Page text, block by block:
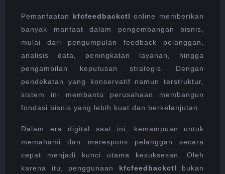
Pemanfaatan kfcfeedbackctl online memberikan
banyak manfaat dalam pengembangan bisnis,
mulai dari pengumpulan feedback pelanggan,
analisis data, peningkatan layanan, hingga
pengambilan keputusan strategis. Dengan
pendekatan yang konservatif namun terstruktur,
sistem ini membantu perusahaan membangun
fondasi bisnis yang lebih kuat dan berkelanjutan.
Dalam era digital saat ini, kemampuan untuk
memahami dan merespons pelanggan secara
cepat menjadi kunci utama kesuksesan. Oleh
karena itu, penggunaan kfcfeedbackctl bukan